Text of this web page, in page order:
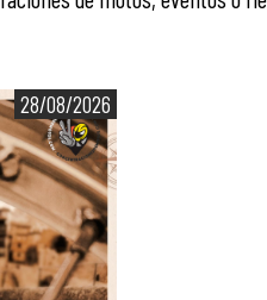
28/08/2026